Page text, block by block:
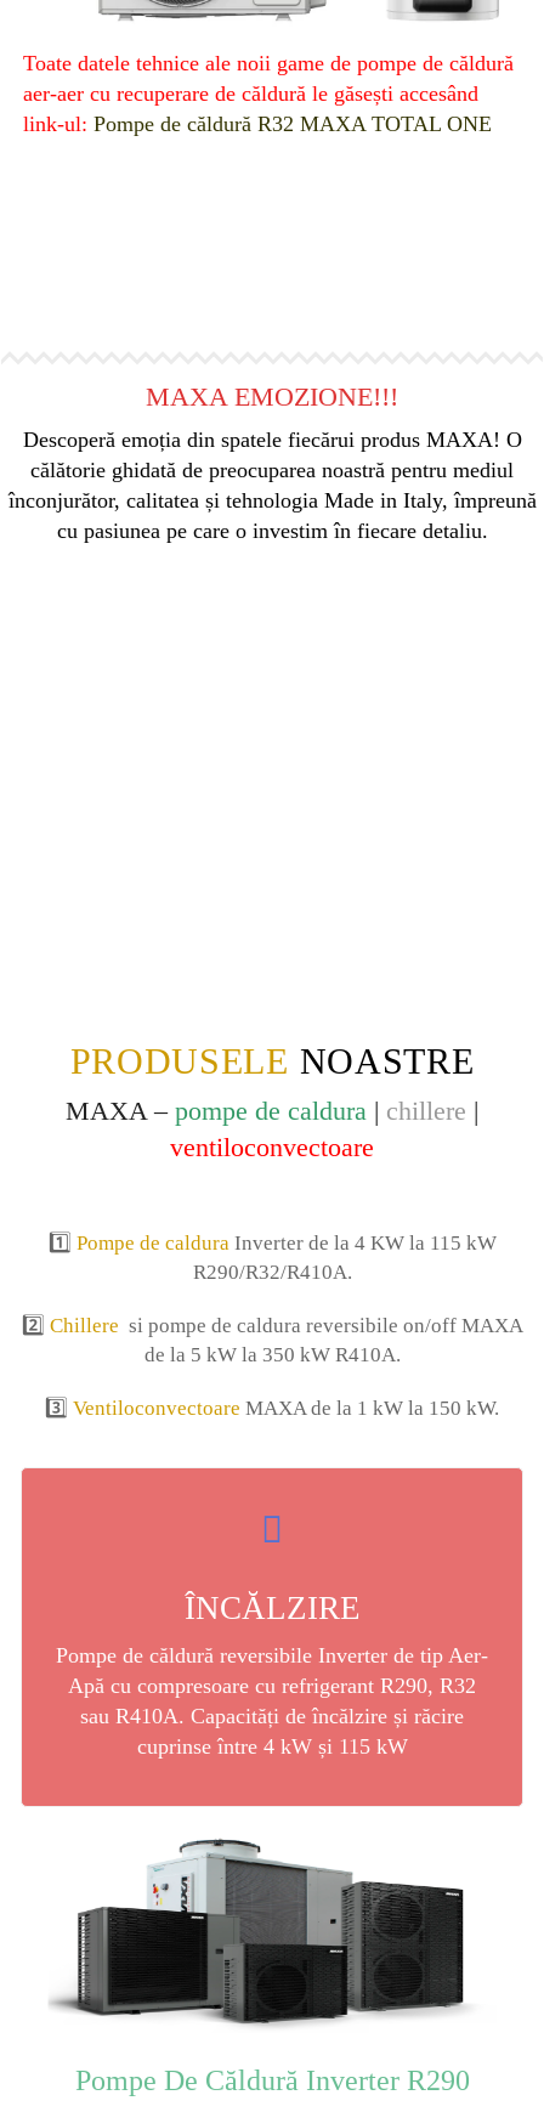
Toate datele tehnice ale noii game de pompe de căldură
aer-aer cu recuperare de căldură le găsești accesând
link-ul: Pompe de căldură R32 MAXA TOTAL ONE
MAXA EMOZIONE!!!
Descoperă emoția din spatele fiecărui produs MAXA! O
călătorie ghidată de preocuparea noastră pentru mediul
înconjurător, calitatea și tehnologia Made in Italy, împreună
cu pasiunea pe care o investim în fiecare detaliu.
PRODUSELE NOASTRE
MAXA – pompe de caldura | chillere |
ventiloconvectoare
1️⃣ Pompe de caldura Inverter de la 4 KW la 115 kW
R290/R32/R410A.
2️⃣ Chillere si pompe de caldura reversibile on/off MAXA
de la 5 kW la 350 kW R410A.
3️⃣ Ventiloconvectoare MAXA de la 1 kW la 150 kW.
ÎNCĂLZIRE
Pompe de căldură reversibile Inverter de tip Aer-
Apă cu compresoare cu refrigerant R290, R32
sau R410A. Capacități de încălzire și răcire
cuprinse între 4 kW și 115 kW
Pompe De Căldură Inverter R290